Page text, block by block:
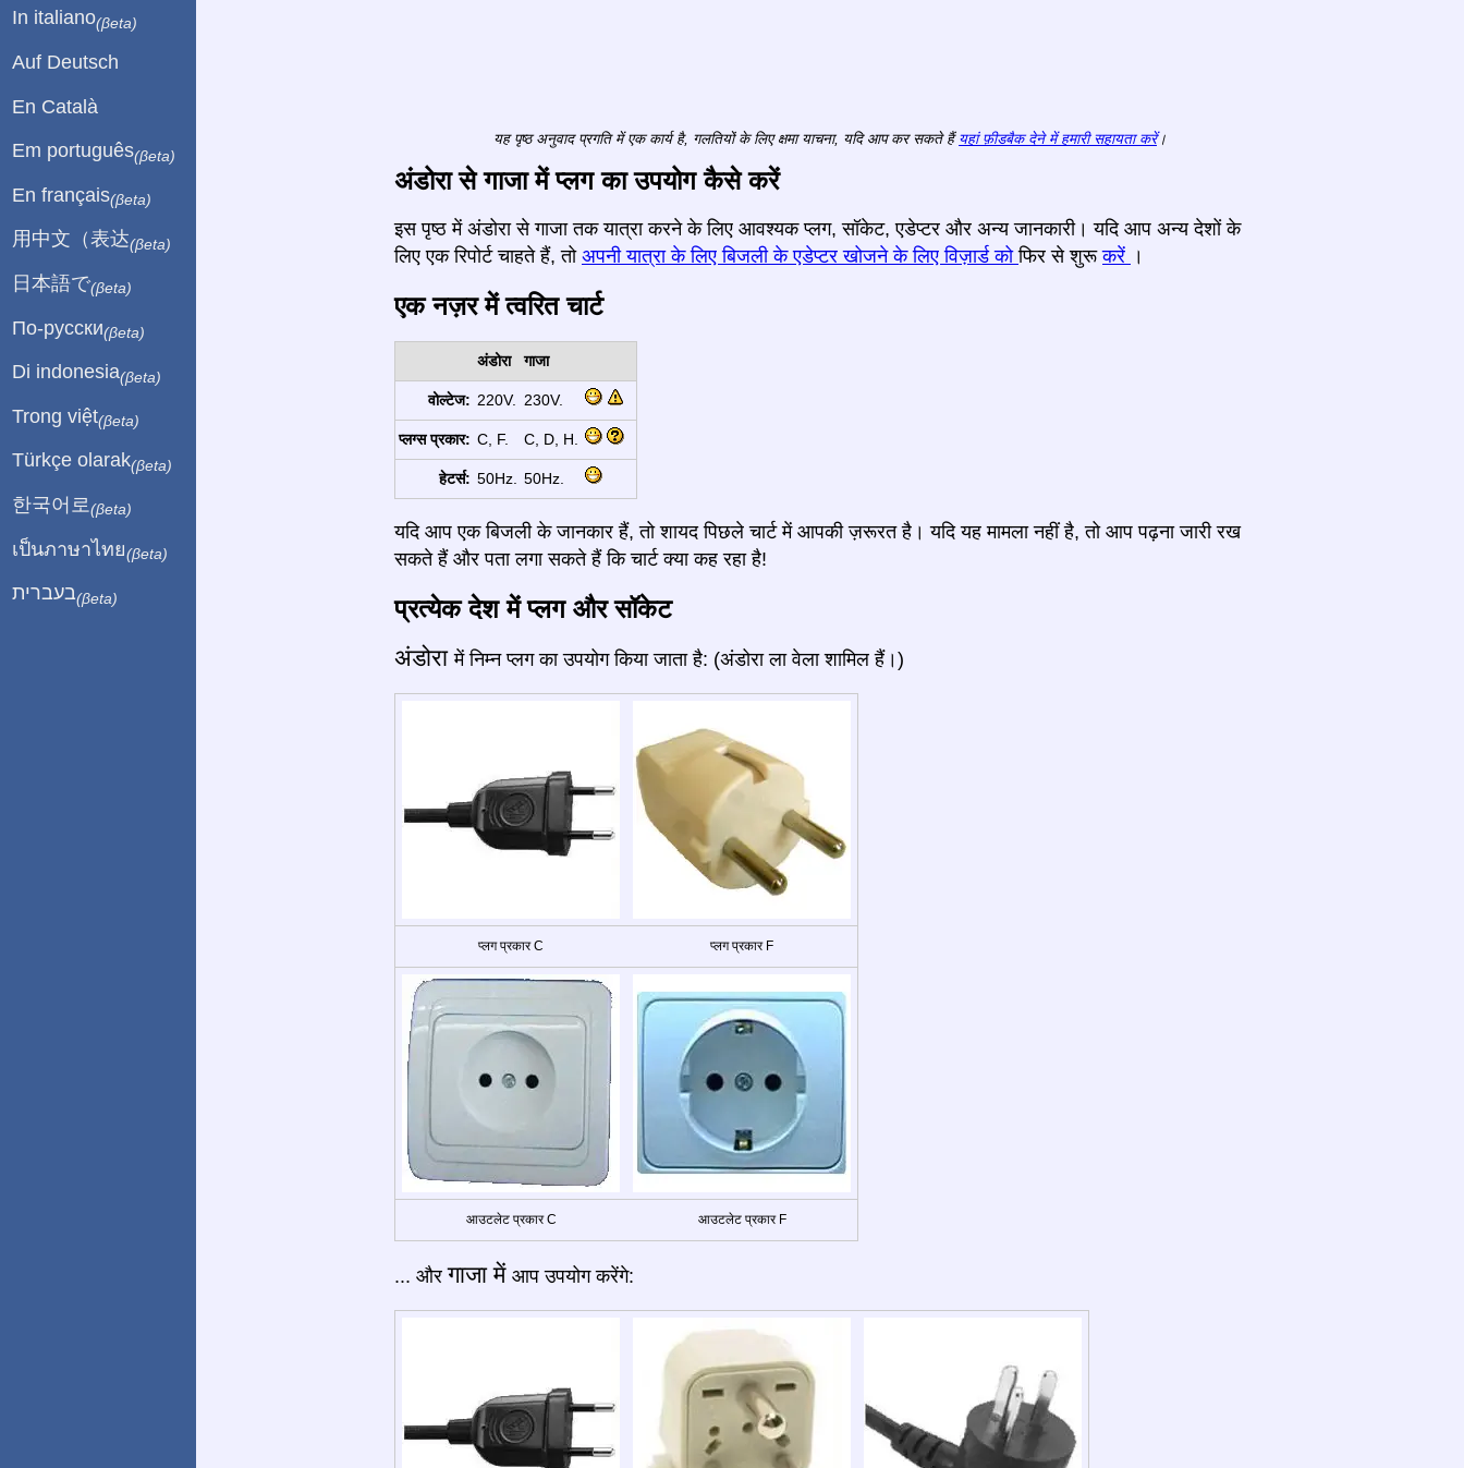
यह पृष्ठ अनुवाद प्रगति में एक कार्य है, गलतियों के लिए क्षमा याचना, यदि आप कर सकते हैं यहां फ़ीडबैक देने में हमारी सहायता करें।
अंडोरा से गाजा में प्लग का उपयोग कैसे करें
इस पृष्ठ में अंडोरा से गाजा तक यात्रा करने के लिए आवश्यक प्लग, सॉकेट, एडेप्टर और अन्य जानकारी। यदि आप अन्य देशों के
लिए एक रिपोर्ट चाहते हैं, तो अपनी यात्रा के लिए बिजली के एडेप्टर खोजने के लिए विज़ार्ड कोफिर से शुरूकरें ।
एक नज़र में त्वरित चार्ट
अंडोरा गाजा
वोल्टेज: 220V. 230V.
प्लग्स प्रकार: C, F. C, D, H.
हेटर्स: 50Hz. 50Hz.
यदि आप एक बिजली के जानकार हैं, तो शायद पिछले चार्ट में आपकी ज़रूरत है। यदि यह मामला नहीं है, तो आप पढ़ना जारी रख
सकते हैं और पता लगा सकते हैं कि चार्ट क्या कह रहा है!
प्रत्येक देश में प्लग और सॉकेट
अंडोरामें निम्न प्लग का उपयोग किया जाता है: (अंडोरा ला वेला शामिल हैं।)
प्लग प्रकार C प्लग प्रकार F
आउटलेट प्रकार C आउटलेट प्रकार F
... औरगाजा में आप उपयोग करेंगे:
In italiano(βeta)
Auf Deutsch
En Català
Em português(βeta)
En français(βeta)
用中文（表达(βeta)
日本語で(βeta)
По-русски(βeta)
Di indonesia(βeta)
Trong việt(βeta)
Türkçe olarak(βeta)
한국어로 (βeta)
เป็นภาษาไทย(βeta)
בעברית(βeta)